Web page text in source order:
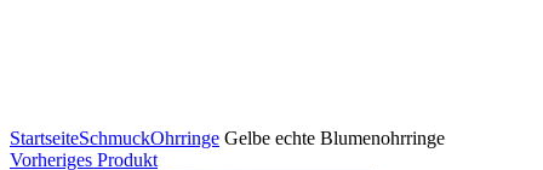
StartseiteSchmuckOhrringe Gelbe echte Blumenohrringe
Vorheriges Produkt